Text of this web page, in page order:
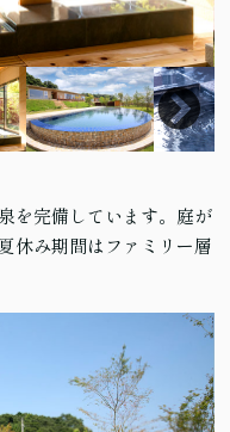
を完備しています。庭が
休み期間はファミリー層